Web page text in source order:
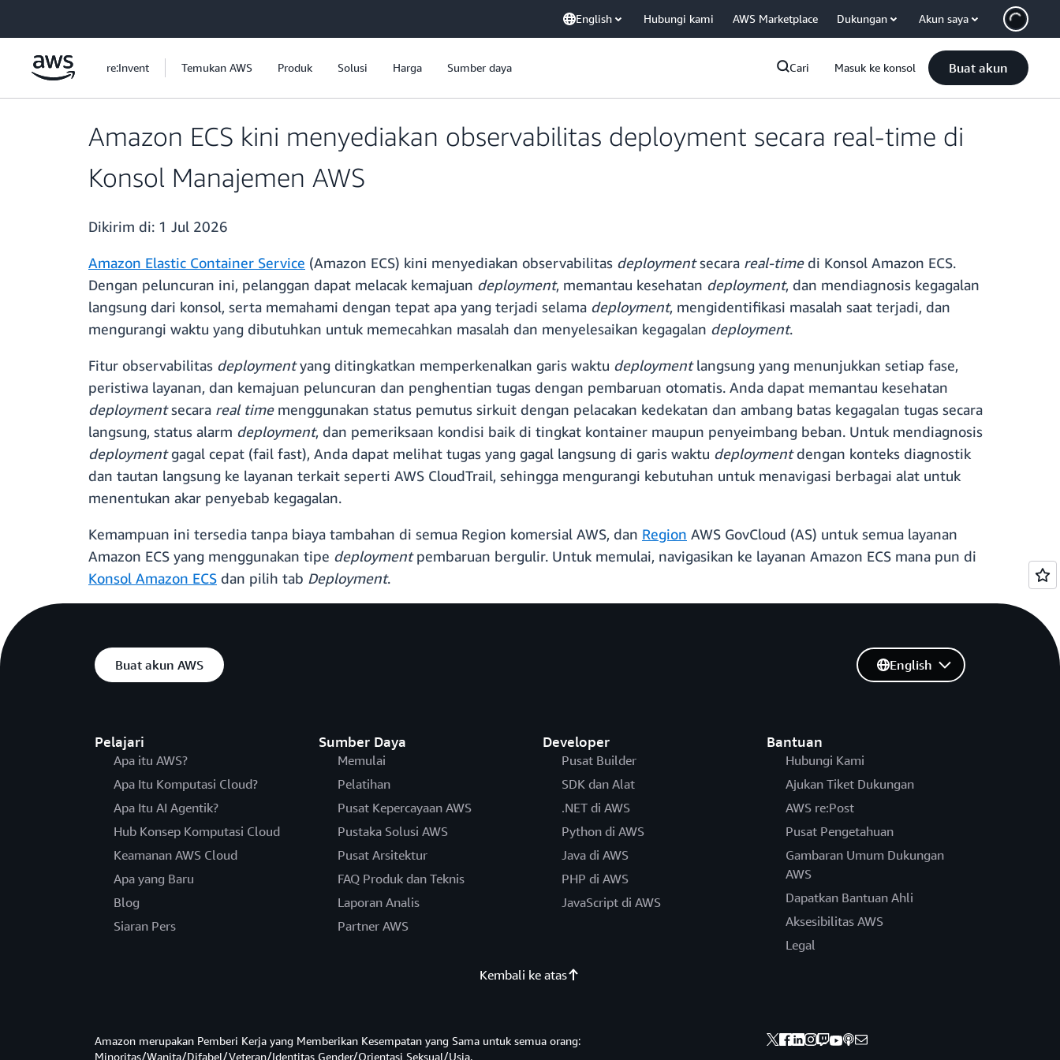
English Hubungi kami AWS Marketplace Dukungan Akun saya
re:Invent Temukan AWS Produk Solusi Harga Sumber daya Cari Masuk ke konsol Buat akun
Amazon ECS kini menyediakan observabilitas deployment secara real-time di
Konsol Manajemen AWS
Dikirim di: 1 Jul 2026
Amazon Elastic Container Service (Amazon ECS) kini menyediakan observabilitas deploymentsecara real-timedi Konsol Amazon ECS.
Dengan peluncuran ini, pelanggan dapat melacak kemajuan deployment, memantau kesehatan deployment, dan mendiagnosis kegagalan
langsung dari konsol, serta memahami dengan tepat apa yang terjadi selama deployment, mengidentifikasi masalah saat terjadi, dan
mengurangi waktu yang dibutuhkan untuk memecahkan masalah dan menyelesaikan kegagalan deployment.
Fitur observabilitas deploymentyang ditingkatkan memperkenalkan garis waktu deploymentlangsung yang menunjukkan setiap fase,
peristiwa layanan, dan kemajuan peluncuran dan penghentian tugas dengan pembaruan otomatis. Anda dapat memantau kesehatan
deploymentsecara real timemenggunakan status pemutus sirkuit dengan pelacakan kedekatan dan ambang batas kegagalan tugas secara
langsung, status alarm deployment, dan pemeriksaan kondisi baik di tingkat kontainer maupun penyeimbang beban. Untuk mendiagnosis
deploymentgagal cepat (fail fast), Anda dapat melihat tugas yang gagal langsung di garis waktu deploymentdengan konteks diagnostik
dan tautan langsung ke layanan terkait seperti AWS CloudTrail, sehingga mengurangi kebutuhan untuk menavigasi berbagai alat untuk
menentukan akar penyebab kegagalan.
Kemampuan ini tersedia tanpa biaya tambahan di semua Region komersial AWS, dan Region AWS GovCloud (AS) untuk semua layanan
Amazon ECS yang menggunakan tipe deploymentpembaruan bergulir. Untuk memulai, navigasikan ke layanan Amazon ECS mana pun di
Konsol Amazon ECS dan pilih tab Deployment.
Buat akun AWS
Pelajari
Apa itu AWS?
Apa Itu Komputasi Cloud?
Apa Itu AI Agentik?
Hub Konsep Komputasi Cloud
Keamanan AWS Cloud
Apa yang Baru
Blog
Siaran Pers
Sumber Daya
Memulai
Pelatihan
Pusat Kepercayaan AWS
Pustaka Solusi AWS
Pusat Arsitektur
FAQ Produk dan Teknis
Laporan Analis
Partner AWS
Developer
Pusat Builder
SDK dan Alat
.NET di AWS
Python di AWS
Java di AWS
PHP di AWS
JavaScript di AWS
Bantuan
Hubungi Kami
Ajukan Tiket Dukungan
AWS re:Post
Pusat Pengetahuan
Gambaran Umum Dukungan
AWS
Dapatkan Bantuan Ahli
Aksesibilitas AWS
Legal
English
Kembali ke atas
Amazon merupakan Pemberi Kerja yang Memberikan Kesempatan yang Sama untuk semua orang:
Minoritas/Wanita/Difabel/Veteran/Identitas Gender/Orientasi Seksual/Usia.